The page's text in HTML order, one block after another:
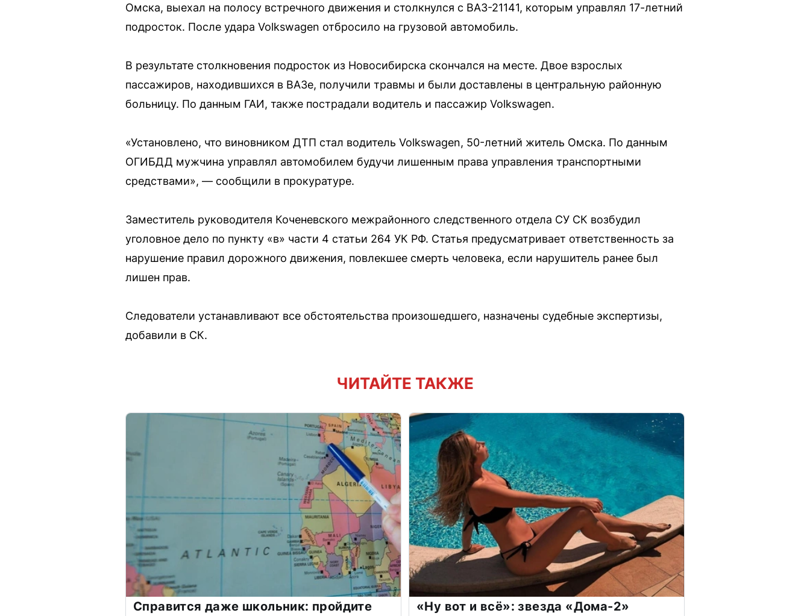
Омска, выехал на полосу встречного движения и столкнулся с ВАЗ-21141, которым управлял 17-летний
подросток. После удара Volkswagen отбросило на грузовой автомобиль.
В результате столкновения подросток из Новосибирска скончался на месте. Двое взрослых
пассажиров, находившихся в ВАЗе, получили травмы и были доставлены в центральную районную
больницу. По данным ГАИ, также пострадали водитель и пассажир Volkswagen.
«Установлено, что виновником ДТП стал водитель Volkswagen, 50-летний житель Омска. По данным
ОГИБДД мужчина управлял автомобилем будучи лишенным права управления транспортными
средствами», — сообщили в прокуратуре.
Заместитель руководителя Коченевского межрайонного следственного отдела СУ СК возбудил
уголовное дело по пункту «в» части 4 статьи 264 УК РФ. Статья предусматривает ответственность за
нарушение правил дорожного движения, повлекшее смерть человека, если нарушитель ранее был
лишен прав.
Следователи устанавливают все обстоятельства произошедшего, назначены судебные экспертизы,
добавили в СК.
ЧИТАЙТЕ ТАКЖЕ
Справится даже школьник: пройдите
«Ну вот и всё»: звезда «Дома-2»